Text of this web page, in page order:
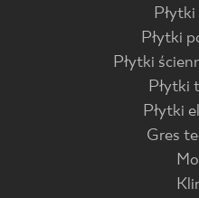
Płytki
Płytki
Płytki
Płytki
Gres